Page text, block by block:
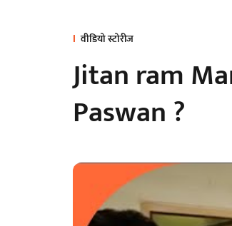
वीडियो स्टोरीज
Jitan ram
Paswan ?